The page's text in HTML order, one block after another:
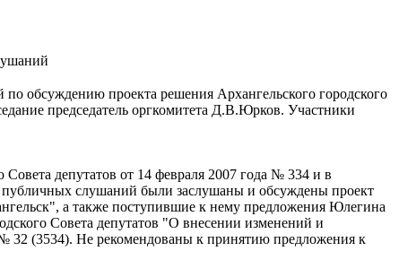
обсуждению проекта решения Архангельского городского
председатель оргкомитета Д.В.Юрков. Участники
депутатов от 14 февраля 2007 года № 334 и в
слушаний были заслушаны и обсуждены проект
а также поступившие к нему предложения Юлегина
Совета депутатов "О внесении изменений и
32 (3534). Не рекомендованы к принятию предложения к